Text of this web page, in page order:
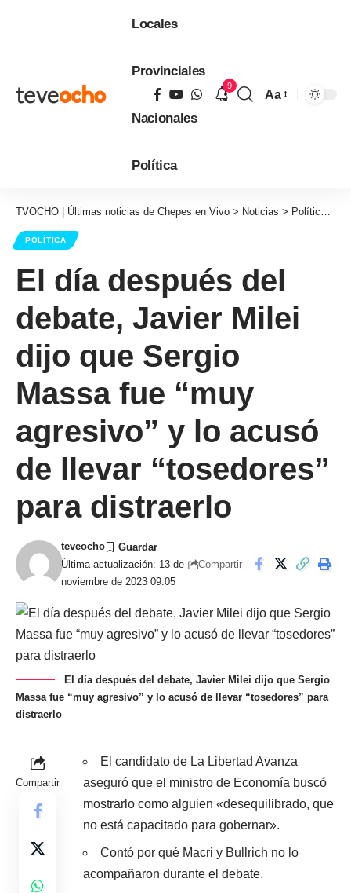
Locales
Provinciales
Nacionales
Política
9
Aa
TVOCHO | Últimas noticias de Chepes en Vivo > Noticias > Política >
POLÍTICA
El día después del
debate, Javier Milei
dijo que Sergio
Massa fue “muy
agresivo” y lo acusó
de llevar “tosedores”
para distraerlo
Última actualización: 13 de
noviembre de 2023 09:05
teveocho
Compartir
El día después del debate, Javier Milei dijo que Sergio
Massa fue “muy agresivo” y lo acusó de llevar “tosedores” para
distraerlo
Compartir
El candidato de La Libertad Avanza
aseguró que el ministro de Economía buscó
mostrarlo como alguien «desequilibrado, que
no está capacitado para gobernar».
Contó por qué Macri y Bullrich no lo
acompañaron durante el debate.